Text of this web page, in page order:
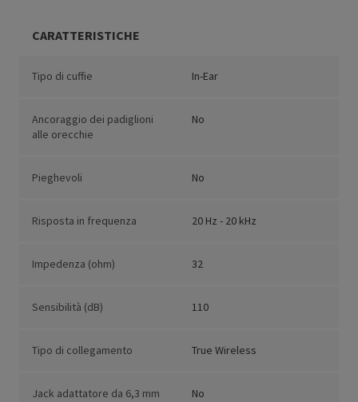
CARATTERISTICHE
Tipo di cuffie In-Ear
Ancoraggio dei padiglioni
alle orecchie
No
Pieghevoli No
Risposta in frequenza 20 Hz - 20 kHz
Impedenza (ohm) 32
Sensibilità (dB) 110
Tipo di collegamento True Wireless
Jack adattatore da 6,3 mm No